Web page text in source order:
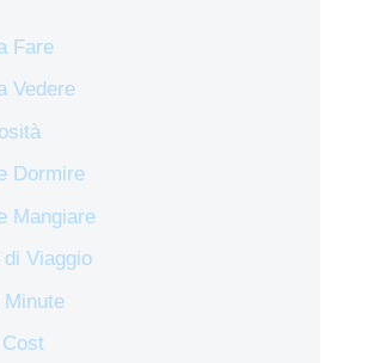
Fare
Vedere
Dormire
Mangiare
di Viaggio
Minute
Cost